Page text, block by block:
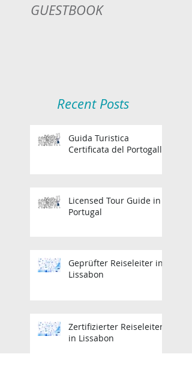
GUESTBOOK
Recent Posts
Guida Turistica
Certificata del Portogallo
Licensed Tour Guide in
Portugal
Geprüfter Reiseleiter in
Lissabon
Zertifizierter Reiseleiter
in Lissabon